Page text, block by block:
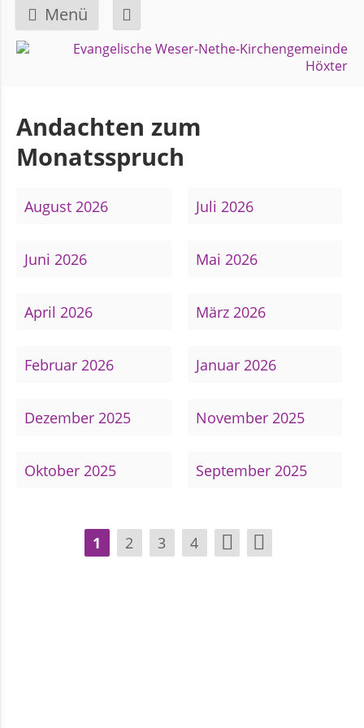
Menü
Navigation
GEMEINDE
Über
uns
Bezirke
Gremien
Ausschüsse
Pfarrer
AKTUELLES
Andachten zum
Monatsspruch
August 2026 Juli 2026
Juni 2026 Mai 2026
April 2026 März 2026
Februar 2026 Januar 2026
Dezember 2025 November 2025
Oktober 2025 September 2025
1 2 3 4